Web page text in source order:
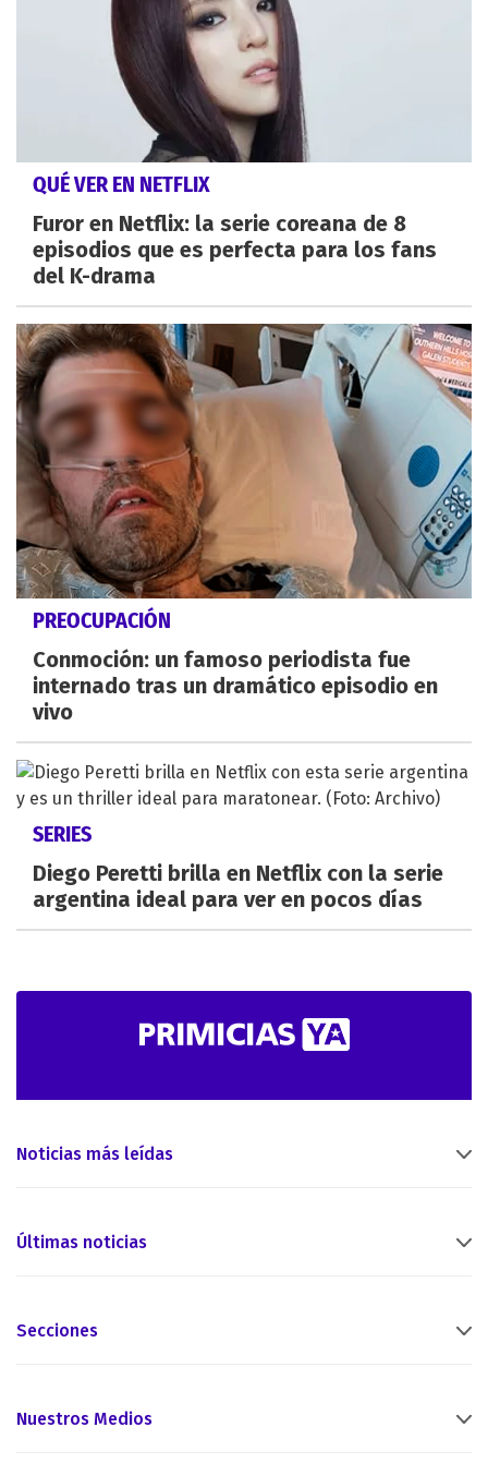
QUÉ VER EN NETFLIX
Furor en Netflix: la serie coreana de 8
episodios que es perfecta para los fans
del K-drama
PREOCUPACIÓN
Conmoción: un famoso periodista fue
internado tras un dramático episodio en
vivo
SERIES
Diego Peretti brilla en Netflix con la serie
argentina ideal para ver en pocos días
Noticias más leídas
Últimas noticias
Secciones
Nuestros Medios